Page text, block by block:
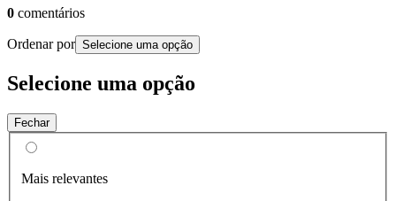
0 comentários
Ordenar por Selecione uma opção
Selecione uma opção
Fechar
Mais relevantes